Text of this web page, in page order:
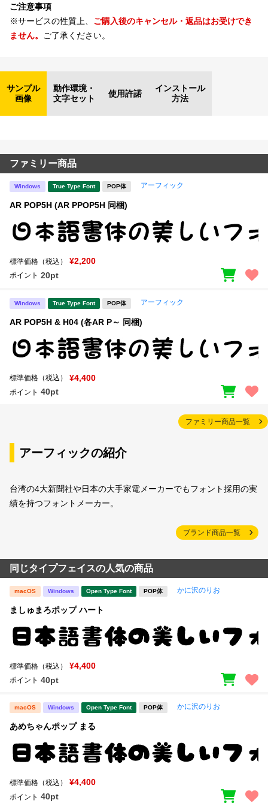
ご注意事項
※サービスの性質上、 ご購入後のキャンセル・返品はお受けでき
ません。 ご了承ください。
サンプル
画像
動作環境・
文字セット
使用許諾
インストール
方法
ファミリー商品
Windows True Type Font POP体 アーフィック
AR POP5H (AR PPOP5H 同梱)
標準価格（税込） ¥2,200
ポイント 20pt
Windows True Type Font POP体 アーフィック
AR POP5H & H04 (各AR P～ 同梱)
標準価格（税込） ¥4,400
ポイント 40pt
ファミリー商品一覧
アーフィックの紹介
台湾の4大新聞社や日本の大手家電メーカーでもフォント採用の実
績を持つフォントメーカー。
ブランド商品一覧
同じタイプフェイスの人気の商品
macOS Windows Open Type Font POP体 かに沢のりお
ましゅまろポップ ハート
標準価格（税込） ¥4,400
ポイント 40pt
macOS Windows Open Type Font POP体 かに沢のりお
あめちゃんポップ まる
標準価格（税込） ¥4,400
ポイント 40pt